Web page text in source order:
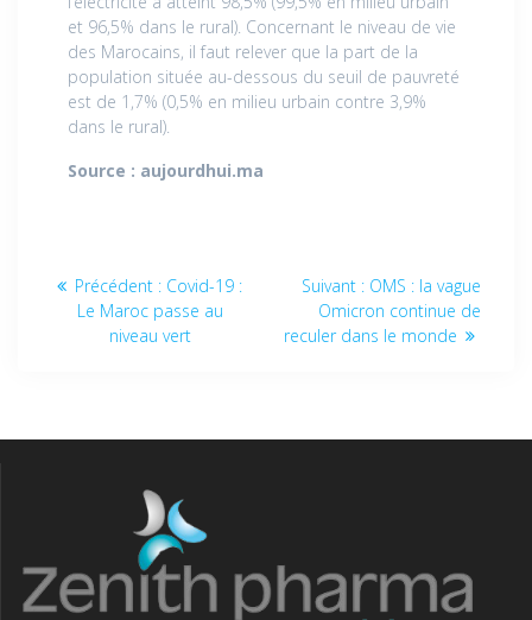
et 96,5% dans le rural). Concernant le niveau de vie
des Marocains, il faut relever que la part de la
population située au-dessous du seuil de pauvreté
est de 1,7% (0,5% en milieu urbain contre 3,9%
dans le rural).
Source : aujourdhui.ma
Précédent : Covid-19 :
Le Maroc passe au
niveau vert
Suivant : OMS : la vague
Omicron continue de
reculer dans le monde